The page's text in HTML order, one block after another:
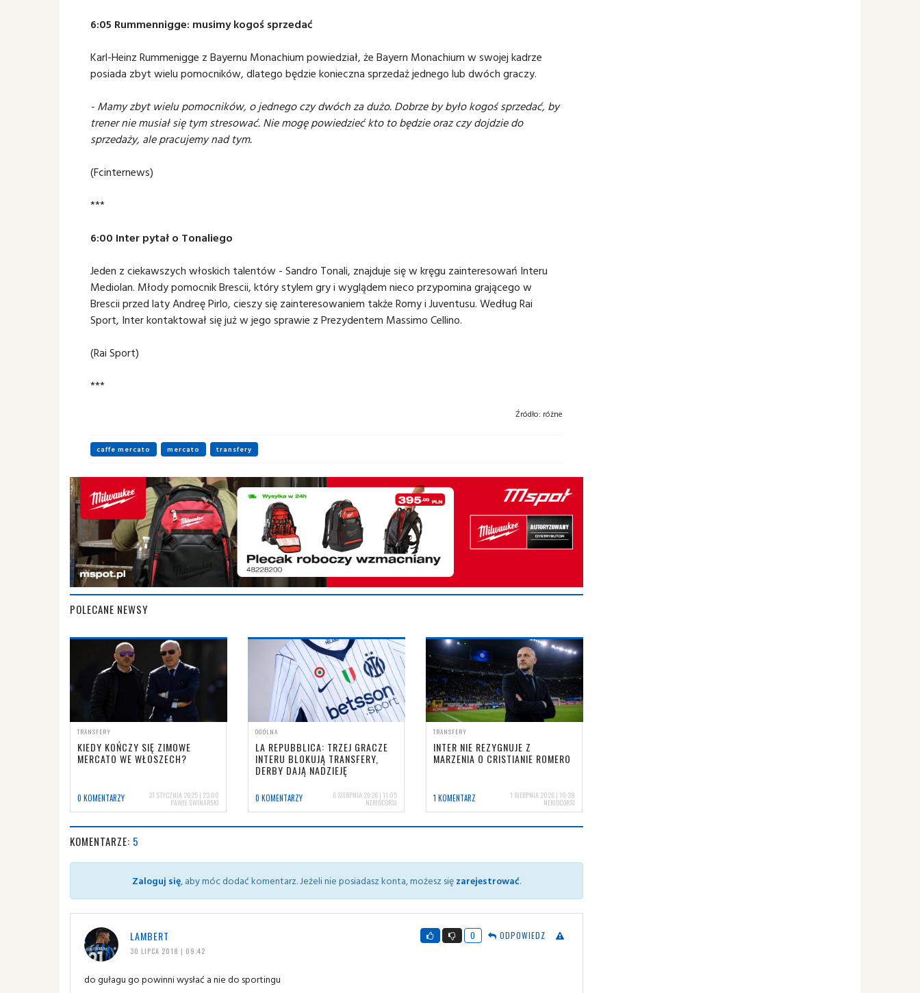
6:05 Rummennigge: musimy kogoś sprzedać
Karl-Heinz Rummenigge z Bayernu Monachium powiedział, że Bayern Monachium w swojej kadrze
posiada zbyt wielu pomocników, dlatego będzie konieczna sprzedaż jednego lub dwóch graczy.
- Mamy zbyt wielu pomocników, o jednego czy dwóch za dużo. Dobrze by było kogoś sprzedać, by
trener nie musiał się tym stresować. Nie mogę powiedzieć kto to będzie oraz czy dojdzie do
sprzedaży, ale pracujemy nad tym.
(Fcinternews)
***
6:00 Inter pytał o Tonaliego
Jeden z ciekawszych włoskich talentów - Sandro Tonali, znajduje się w kręgu zainteresowań Interu
Mediolan. Młody pomocnik Brescii, który stylem gry i wyglądem nieco przypomina grającego w
Brescii przed laty Andreę Pirlo, cieszy się zainteresowaniem także Romy i Juventusu. Według Rai
Sport, Inter kontaktował się już w jego sprawie z Prezydentem Massimo Cellino.
(Rai Sport)
***
Źródło: różne
caffe mercato mercato transfery
POLECANE NEWSY
TRANSFERY
KIEDY KOŃCZY SIĘ ZIMOWE
MERCATO WE WŁOSZECH?
0 KOMENTARZY 31 STYCZNIA 2025 | 23:00
PAWEŁ ŚWINARSKI
OGÓLNA
LA REPUBBLICA: TRZEJ GRACZE
INTERU BLOKUJĄ TRANSFERY,
DERBY DAJĄ NADZIEJĘ
0 KOMENTARZY 6 SIERPNIA 2026 | 11:05
NERIOCORSI
TRANSFERY
INTER NIE REZYGNUJE Z
MARZENIA O CRISTIANIE ROMERO
1 KOMENTARZ 1 SIERPNIA 2026 | 10:39
NERIOCORSI
KOMENTARZE: 5
Zaloguj się, aby móc dodać komentarz. Jeżeli nie posiadasz konta, możesz sięzarejestrować.
LAMBERT
30 LIPCA 2018 | 09:42
0 ODPOWIEDZ
do gułagu go powinni wysłać a nie do sportingu